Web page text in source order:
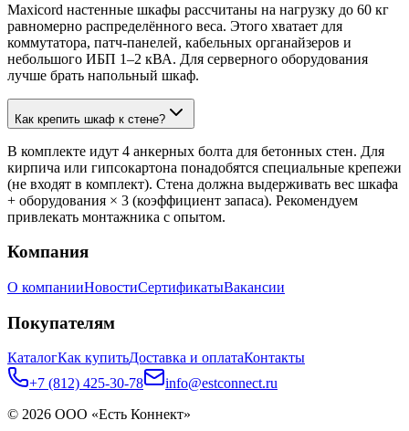
Maxicord настенные шкафы рассчитаны на нагрузку до 60 кг
равномерно распределённого веса. Этого хватает для
коммутатора, патч-панелей, кабельных органайзеров и
небольшого ИБП 1–2 кВА. Для серверного оборудования
лучше брать напольный шкаф.
Как крепить шкаф к стене?
В комплекте идут 4 анкерных болта для бетонных стен. Для
кирпича или гипсокартона понадобятся специальные крепежи
(не входят в комплект). Стена должна выдерживать вес шкафа
+ оборудования × 3 (коэффициент запаса). Рекомендуем
привлекать монтажника с опытом.
Компания
О компанииНовостиСертификатыВакансии
Покупателям
КаталогКак купитьДоставка и оплатаКонтакты
+7 (812) 425-30-78
info@estconnect.ru
© 2026 ООО «Есть Коннект»